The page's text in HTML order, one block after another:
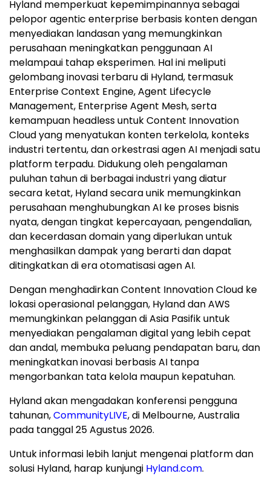
Hyland memperkuat kepemimpinannya sebagai
pelopor agentic enterprise berbasis konten dengan
menyediakan landasan yang memungkinkan
perusahaan meningkatkan penggunaan AI
melampaui tahap eksperimen. Hal ini meliputi
gelombang inovasi terbaru di Hyland, termasuk
Enterprise Context Engine, Agent Lifecycle
Management, Enterprise Agent Mesh, serta
kemampuan headless untuk Content Innovation
Cloud yang menyatukan konten terkelola, konteks
industri tertentu, dan orkestrasi agen AI menjadi satu
platform terpadu. Didukung oleh pengalaman
puluhan tahun di berbagai industri yang diatur
secara ketat, Hyland secara unik memungkinkan
perusahaan menghubungkan AI ke proses bisnis
nyata, dengan tingkat kepercayaan, pengendalian,
dan kecerdasan domain yang diperlukan untuk
menghasilkan dampak yang berarti dan dapat
ditingkatkan di era otomatisasi agen AI.
Dengan menghadirkan Content Innovation Cloud ke
lokasi operasional pelanggan, Hyland dan AWS
memungkinkan pelanggan di Asia Pasifik untuk
menyediakan pengalaman digital yang lebih cepat
dan andal, membuka peluang pendapatan baru, dan
meningkatkan inovasi berbasis AI tanpa
mengorbankan tata kelola maupun kepatuhan.
Hyland akan mengadakan konferensi pengguna
tahunan,CommunityLIVE, di Melbourne, Australia
pada tanggal 25 Agustus 2026.
Untuk informasi lebih lanjut mengenai platform dan
solusi Hyland, harap kunjungi Hyland.com.